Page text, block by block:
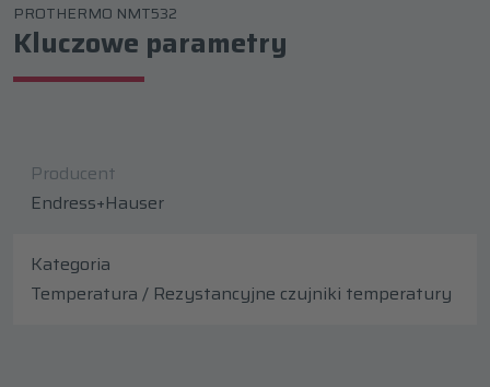
PROTHERMO NMT532
Kluczowe parametry
Producent
Endress+Hauser
Kategoria
Temperatura / Rezystancyjne czujniki temperatury